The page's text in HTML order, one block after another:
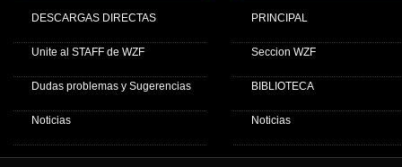
DESCARGAS DIRECTAS
Unite al STAFF de WZF
Dudas problemas y Sugerencias
Noticias
PRINCIPAL
Seccion WZF
BIBLIOTECA
Noticias